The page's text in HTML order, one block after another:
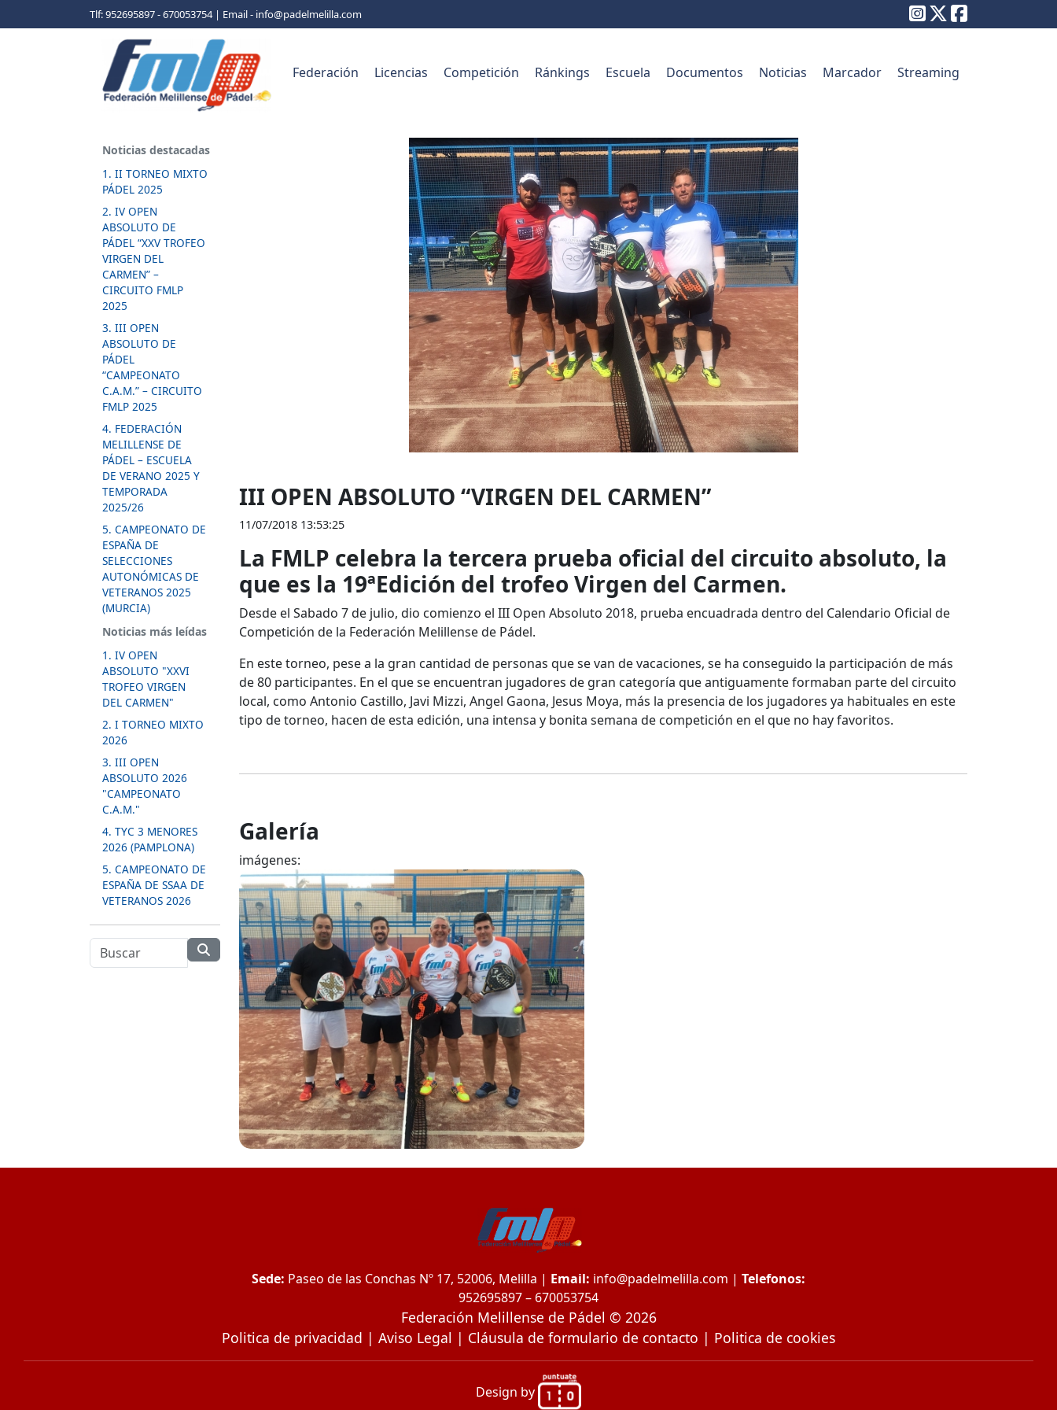
Tlf: 952695897 - 670053754 | Email - info@padelmelilla.com
Federación Licencias Competición Ránkings Escuela Documentos Noticias Marcador Streaming
Noticias destacadas
1. II TORNEO MIXTO
PÁDEL 2025
2. IV OPEN
ABSOLUTO DE
PÁDEL “XXV TROFEO
VIRGEN DEL
CARMEN” –
CIRCUITO FMLP
2025
3. III OPEN
ABSOLUTO DE
PÁDEL
“CAMPEONATO
C.A.M.” – CIRCUITO
FMLP 2025
4. FEDERACIÓN
MELILLENSE DE
PÁDEL – ESCUELA
DE VERANO 2025 Y
TEMPORADA
2025/26
5. CAMPEONATO DE
ESPAÑA DE
SELECCIONES
AUTONÓMICAS DE
VETERANOS 2025
(MURCIA)
Noticias más leídas
1. IV OPEN
ABSOLUTO "XXVI
TROFEO VIRGEN
DEL CARMEN"
2. I TORNEO MIXTO
2026
3. III OPEN
ABSOLUTO 2026
"CAMPEONATO
C.A.M."
4. TYC 3 MENORES
2026 (PAMPLONA)
5. CAMPEONATO DE
ESPAÑA DE SSAA DE
VETERANOS 2026
III OPEN ABSOLUTO “VIRGEN DEL CARMEN”
11/07/2018 13:53:25
La FMLP celebra la tercera prueba oficial del circuito absoluto, la
que es la 19ªEdición del trofeo Virgen del Carmen.
Desde el Sabado 7 de julio, dio comienzo el III Open Absoluto 2018, prueba encuadrada dentro del Calendario Oficial de
Competición de la Federación Melillense de Pádel.
En este torneo, pese a la gran cantidad de personas que se van de vacaciones, se ha conseguido la participación de más
de 80 participantes. En el que se encuentran jugadores de gran categoría que antiguamente formaban parte del circuito
local, como Antonio Castillo, Javi Mizzi, Angel Gaona, Jesus Moya, más la presencia de los jugadores ya habituales en este
tipo de torneo, hacen de esta edición, una intensa y bonita semana de competición en el que no hay favoritos.
Galería
imágenes:
Sede: Paseo de las Conchas Nº 17, 52006, Melilla | Email: info@padelmelilla.com | Telefonos:
952695897 – 670053754
Federación Melillense de Pádel © 2026
Politica de privacidad | Aviso Legal | Cláusula de formulario de contacto | Politica de cookies
Design by